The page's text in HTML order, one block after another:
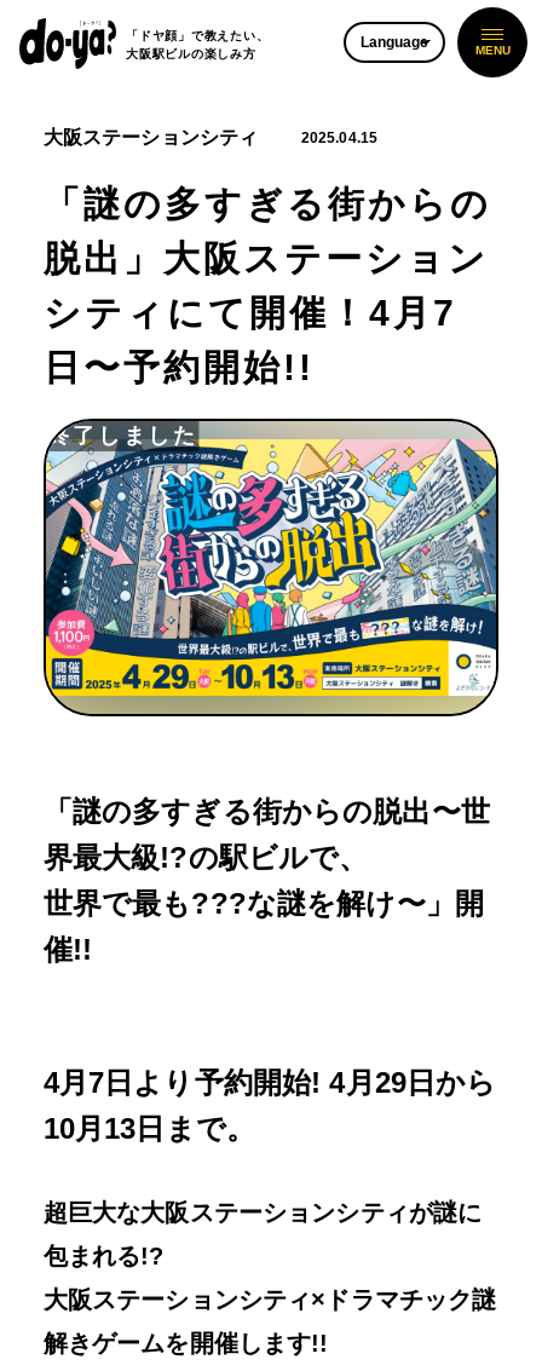
「ドヤ顔」で教えたい、
大阪駅ビルの楽しみ方
Language
大阪ステーションシティ 2025.04.15
「謎の多すぎる街からの
脱出」大阪ステーション
シティにて開催！4月7
日〜予約開始!!
終了しました
「謎の多すぎる街からの脱出〜世
界最大級!?の駅ビルで、
世界で最も???な謎を解け〜」開
催!!
4月7日より予約開始! 4月29日から
10月13日まで。
超巨大な大阪ステーションシティが謎に
包まれる!?
大阪ステーションシティ×ドラマチック謎
解きゲームを開催します!!